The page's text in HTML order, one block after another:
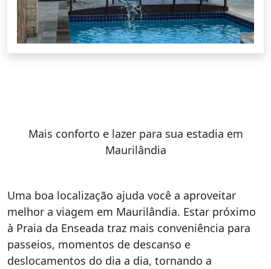
Mais conforto e lazer para sua estadia em
Maurilândia
Uma boa localização ajuda você a aproveitar
melhor a viagem em Maurilândia. Estar próximo
à Praia da Enseada traz mais conveniência para
passeios, momentos de descanso e
deslocamentos do dia a dia, tornando a